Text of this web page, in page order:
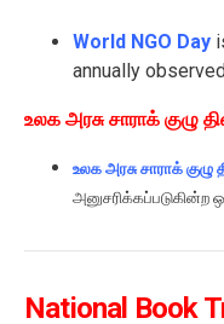
World NGO Day
annually
உலக அரசு சாராக் குழு
உலக அரசு சாராக் குழு
அனுசரிக்கப்படுகின்ற
National Book